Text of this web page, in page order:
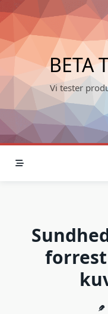
Skip
to
content
BETA
Vi tester
forrest